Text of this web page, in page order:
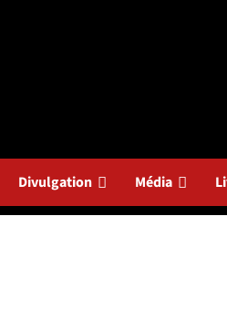
Divulgation Média